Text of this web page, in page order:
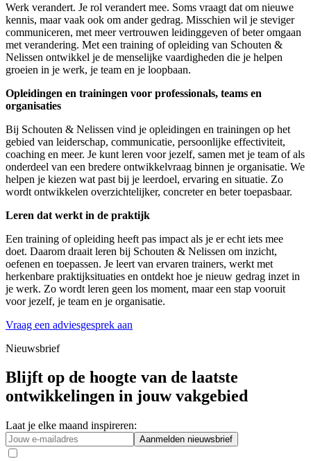
Werk verandert. Je rol verandert mee. Soms vraagt dat om nieuwe
kennis, maar vaak ook om ander gedrag. Misschien wil je steviger
communiceren, met meer vertrouwen leidinggeven of beter omgaan
met verandering. Met een training of opleiding van Schouten &
Nelissen ontwikkel je de menselijke vaardigheden die je helpen
groeien in je werk, je team en je loopbaan.
Opleidingen en trainingen voor professionals, teams en
organisaties
Bij Schouten & Nelissen vind je opleidingen en trainingen op het
gebied van leiderschap, communicatie, persoonlijke effectiviteit,
coaching en meer. Je kunt leren voor jezelf, samen met je team of als
onderdeel van een bredere ontwikkelvraag binnen je organisatie. We
helpen je kiezen wat past bij je leerdoel, ervaring en situatie. Zo
wordt ontwikkelen overzichtelijker, concreter en beter toepasbaar.
Leren dat werkt in de praktijk
Een training of opleiding heeft pas impact als je er echt iets mee
doet. Daarom draait leren bij Schouten & Nelissen om inzicht,
oefenen en toepassen. Je leert van ervaren trainers, werkt met
herkenbare praktijksituaties en ontdekt hoe je nieuw gedrag inzet in
je werk. Zo wordt leren geen los moment, maar een stap vooruit
voor jezelf, je team en je organisatie.
Vraag een adviesgesprek aan
Nieuwsbrief
Blijft op de hoogte van de laatste
ontwikkelingen in jouw vakgebied
Laat je elke maand inspireren:
Aanmelden nieuwsbrief